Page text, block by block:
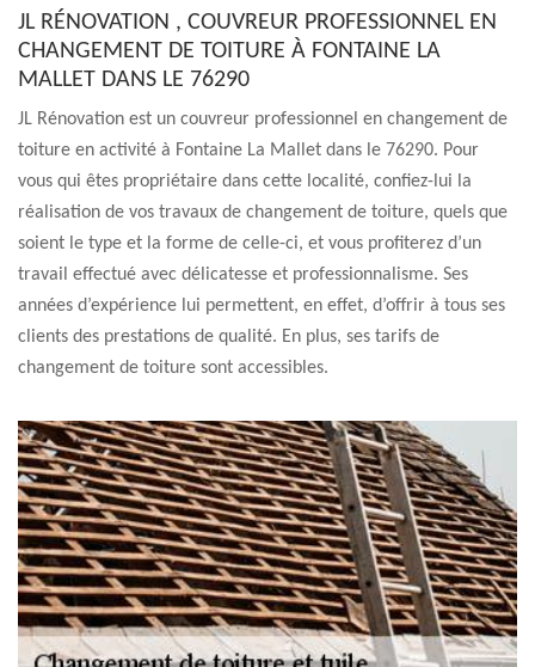
JL RÉNOVATION , COUVREUR PROFESSIONNEL EN
CHANGEMENT DE TOITURE À FONTAINE LA
MALLET DANS LE 76290
JL Rénovation est un couvreur professionnel en changement de
toiture en activité à Fontaine La Mallet dans le 76290. Pour
vous qui êtes propriétaire dans cette localité, confiez-lui la
réalisation de vos travaux de changement de toiture, quels que
soient le type et la forme de celle-ci, et vous profiterez d’un
travail effectué avec délicatesse et professionnalisme. Ses
années d’expérience lui permettent, en effet, d’offrir à tous ses
clients des prestations de qualité. En plus, ses tarifs de
changement de toiture sont accessibles.